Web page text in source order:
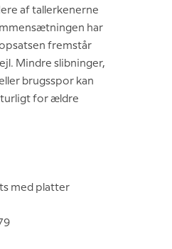
af tallerkenerne
har
fremstår
Mindre slibninger,
brugsspor kan
for ældre
med platter